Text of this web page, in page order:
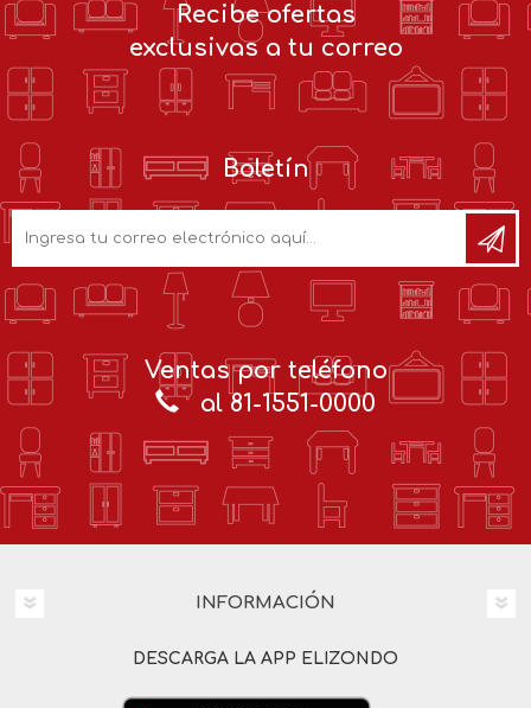
Recibe ofertas
exclusivas a tu correo
Boletín
Ventas por teléfono
al 81-1551-0000
INFORMACIÓN
DESCARGA LA APP ELIZONDO